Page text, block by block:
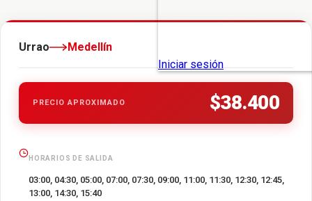
Urrao Medellín
PRECIO APROXIMADO $38.400
HORARIOS DE SALIDA
03:00, 04:30, 05:00, 07:00, 07:30, 09:00, 11:00, 11:30, 12:30, 12:45,
13:00, 14:30, 15:40